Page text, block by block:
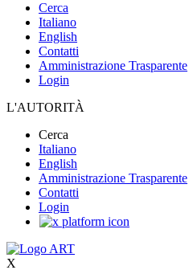
Cerca
Italiano
English
Contatti
Amministrazione Trasparente
Login
L'AUTORITÀ
Cerca
Italiano
English
Amministrazione Trasparente
Contatti
Login
X